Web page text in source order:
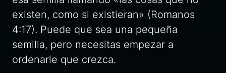
existen, como si existieran» (Romanos
4:17). Puede que sea una pequeña
semilla, pero necesitas empezar a
ordenarle que crezca.